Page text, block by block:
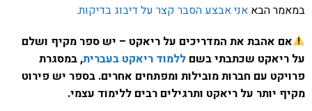
במאמר הבא אני אבצע הסבר קצר על דיבוג בדיקות.
אם אהבת את המדריכים על ריאקט – יש ספר מקיף ושלם
על ריאקט שכתבתי בשם ללמוד ריאקט בעברית, במסגרת
פרויקט עם חברות מובילות ומפתחים אחרים. בספר יש פירוט
מקיף יותר על ריאקט ותרגילים רבים ללימוד עצמי.